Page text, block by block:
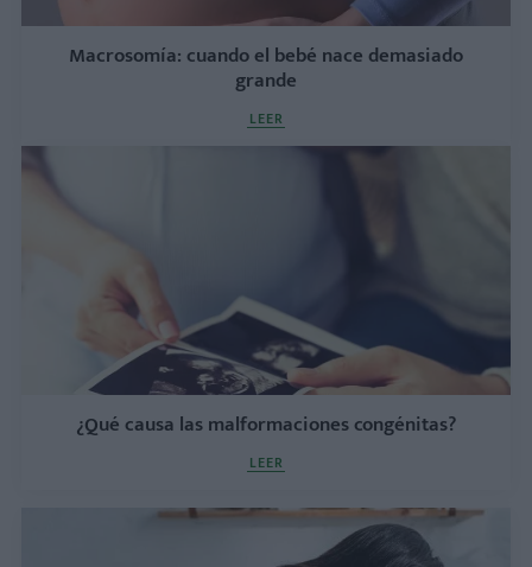
Macrosomía: cuando el bebé nace demasiado
grande
LEER
¿Qué causa las malformaciones congénitas?
LEER